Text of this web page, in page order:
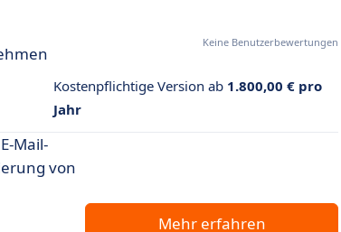
Keine Benutzerbewertungen
Kostenpflichtige Version ab 1.800,00 € pro
Jahr
Mail-
von
Mehr erfahren